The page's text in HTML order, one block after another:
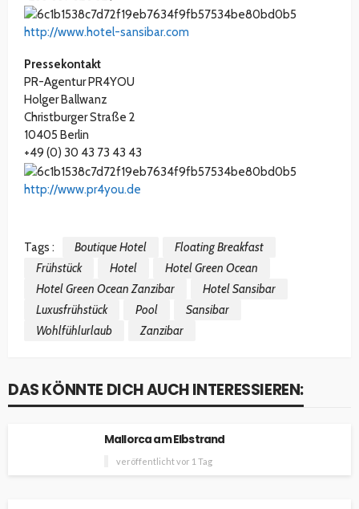
http://www.hotel-sansibar.com
Pressekontakt
PR-Agentur PR4YOU
Holger Ballwanz
Christburger Straße 2
10405 Berlin
+49 (0) 30 43 73 43 43
http://www.pr4you.de
Tags : Boutique Hotel
Floating Breakfast
Frühstück
Hotel
Hotel Green Ocean
Hotel Green Ocean Zanzibar
Hotel Sansibar
Luxusfrühstück
Pool
Sansibar
Wohlfühlurlaub
Zanzibar
DAS KÖNNTE DICH AUCH INTERESSIEREN:
Mallorca am Elbstrand
veröffentlicht vor 1 Tag